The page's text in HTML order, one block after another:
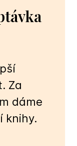
Za
dáme
knihy.